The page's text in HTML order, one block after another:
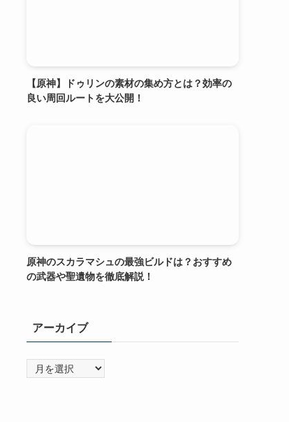
【原神】ドゥリンの素材の集め方とは？効率の
良い周回ルートを大公開！
原神のスカラマシュの最強ビルドは？おすすめ
の武器や聖遺物を徹底解説！
アーカイブ
ー